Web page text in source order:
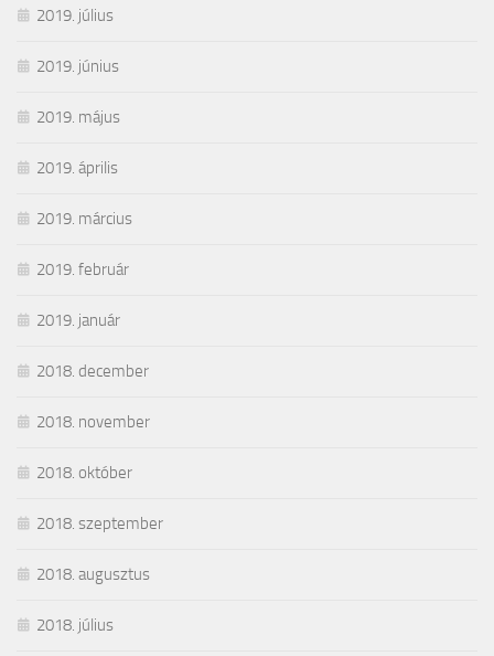
2019. július
2019. június
2019. május
2019. április
2019. március
2019. február
2019. január
2018. december
2018. november
2018. október
2018. szeptember
2018. augusztus
2018. július